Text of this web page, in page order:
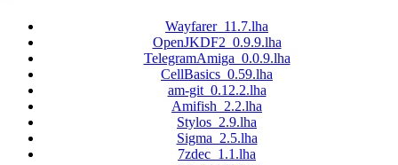
Wayfarer_11.7.lha
OpenJKDF2_0.9.9.lha
TelegramAmiga_0.0.9.lha
CellBasics_0.59.lha
am-git_0.12.2.lha
Amifish_2.2.lha
Stylos_2.9.lha
Sigma_2.5.lha
7zdec_1.1.lha